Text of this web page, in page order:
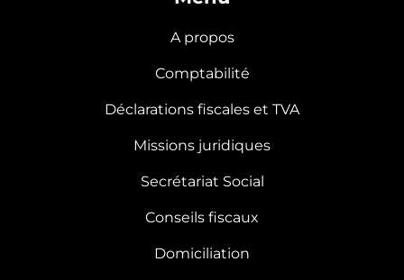
A propos
Comptabilité
Déclarations fiscales et TVA
Missions juridiques
Secrétariat Social
Conseils fiscaux
Domiciliation